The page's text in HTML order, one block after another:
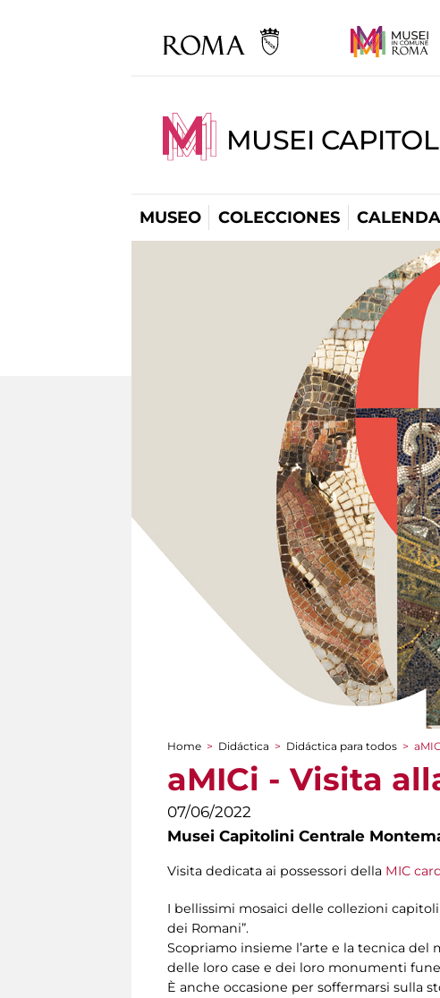
MUSEI
MUSEO COLECCIONES
You are here
Home > Didáctica > Didáctica para todos >
aMICi - Visita
07/06/2022
Musei Capitolini Centrale
Visita dedicata ai possessori della MIC
I bellissimi mosaici delle collezioni
dei Romani”.
Scopriamo insieme l’arte e la tecnica
delle loro case e dei loro monumenti
È anche occasione per soffermarsi sulla